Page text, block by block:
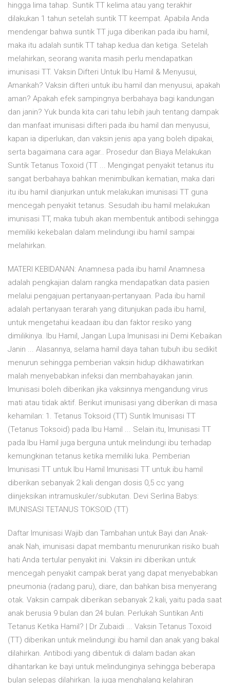
hingga lima tahap. Suntik TT kelima atau yang terakhir
dilakukan 1 tahun setelah suntik TT keempat. Apabila Anda
mendengar bahwa suntik TT juga diberikan pada ibu hamil,
maka itu adalah suntik TT tahap kedua dan ketiga. Setelah
melahirkan, seorang wanita masih perlu mendapatkan
imunisasi TT. Vaksin Difteri Untuk Ibu Hamil & Menyusui,
Amankah? Vaksin difteri untuk ibu hamil dan menyusui, apakah
aman? Apakah efek sampingnya berbahaya bagi kandungan
dan janin? Yuk bunda kita cari tahu lebih jauh tentang dampak
dan manfaat imunisasi difteri pada ibu hamil dan menyusui,
kapan ia diperlukan, dan vaksin jenis apa yang boleh dipakai,
serta bagaimana cara agar.. Prosedur dan Biaya Melakukan
Suntik Tetanus Toxoid (TT ... Mengingat penyakit tetanus itu
sangat berbahaya bahkan menimbulkan kematian, maka dari
itu ibu hamil dianjurkan untuk melakukan imunisasi TT guna
mencegah penyakit tetanus. Sesudah ibu hamil melakukan
imunisasi TT, maka tubuh akan membentuk antibodi sehingga
memiliki kekebalan dalam melindungi ibu hamil sampai
melahirkan.
MATERI KEBIDANAN: Anamnesa pada ibu hamil Anamnesa
adalah pengkajian dalam rangka mendapatkan data pasien
melalui pengajuan pertanyaan-pertanyaan. Pada ibu hamil
adalah pertanyaan terarah yang ditunjukan pada ibu hamil,
untuk mengetahui keadaan ibu dan faktor resiko yang
dimilikinya. Ibu Hamil, Jangan Lupa Imunisasi ini Demi Kebaikan
Janin ... Alasannya, selama hamil daya tahan tubuh ibu sedikit
menurun sehingga pemberian vaksin hidup dikhawatirkan
malah menyebabkan infeksi dan membahayakan janin.
Imunisasi boleh diberikan jika vaksinnya mengandung virus
mati atau tidak aktif. Berikut imunisasi yang diberikan di masa
kehamilan: 1. Tetanus Toksoid (TT) Suntik Imunisasi TT
(Tetanus Toksoid) pada Ibu Hamil ... Selain itu, Imunisasi TT
pada Ibu Hamil juga berguna untuk melindungi ibu terhadap
kemungkinan tetanus ketika memiliki luka. Pemberian
Imunisasi TT untuk Ibu Hamil Imunisasi TT untuk ibu hamil
diberikan sebanyak 2 kali dengan dosis 0,5 cc yang
diinjeksikan intramuskuler/subkutan. Devi Serlina Babys:
IMUNISASI TETANUS TOKSOID (TT)
Daftar Imunisasi Wajib dan Tambahan untuk Bayi dan Anak-
anak Nah, imunisasi dapat membantu menurunkan risiko buah
hati Anda tertular penyakit ini. Vaksin ini diberikan untuk
mencegah penyakit campak berat yang dapat menyebabkan
pneumonia (radang paru), diare, dan bahkan bisa menyerang
otak. Vaksin campak diberikan sebanyak 2 kali, yaitu pada saat
anak berusia 9 bulan dan 24 bulan. Perlukah Suntikan Anti
Tetanus Ketika Hamil? | Dr Zubaidi ... Vaksin Tetanus Toxoid
(TT) diberikan untuk melindungi ibu hamil dan anak yang bakal
dilahirkan. Antibodi yang dibentuk di dalam badan akan
dihantarkan ke bayi untuk melindunginya sehingga beberapa
bulan selepas dilahirkan. Ia juga menghalang kelahiran